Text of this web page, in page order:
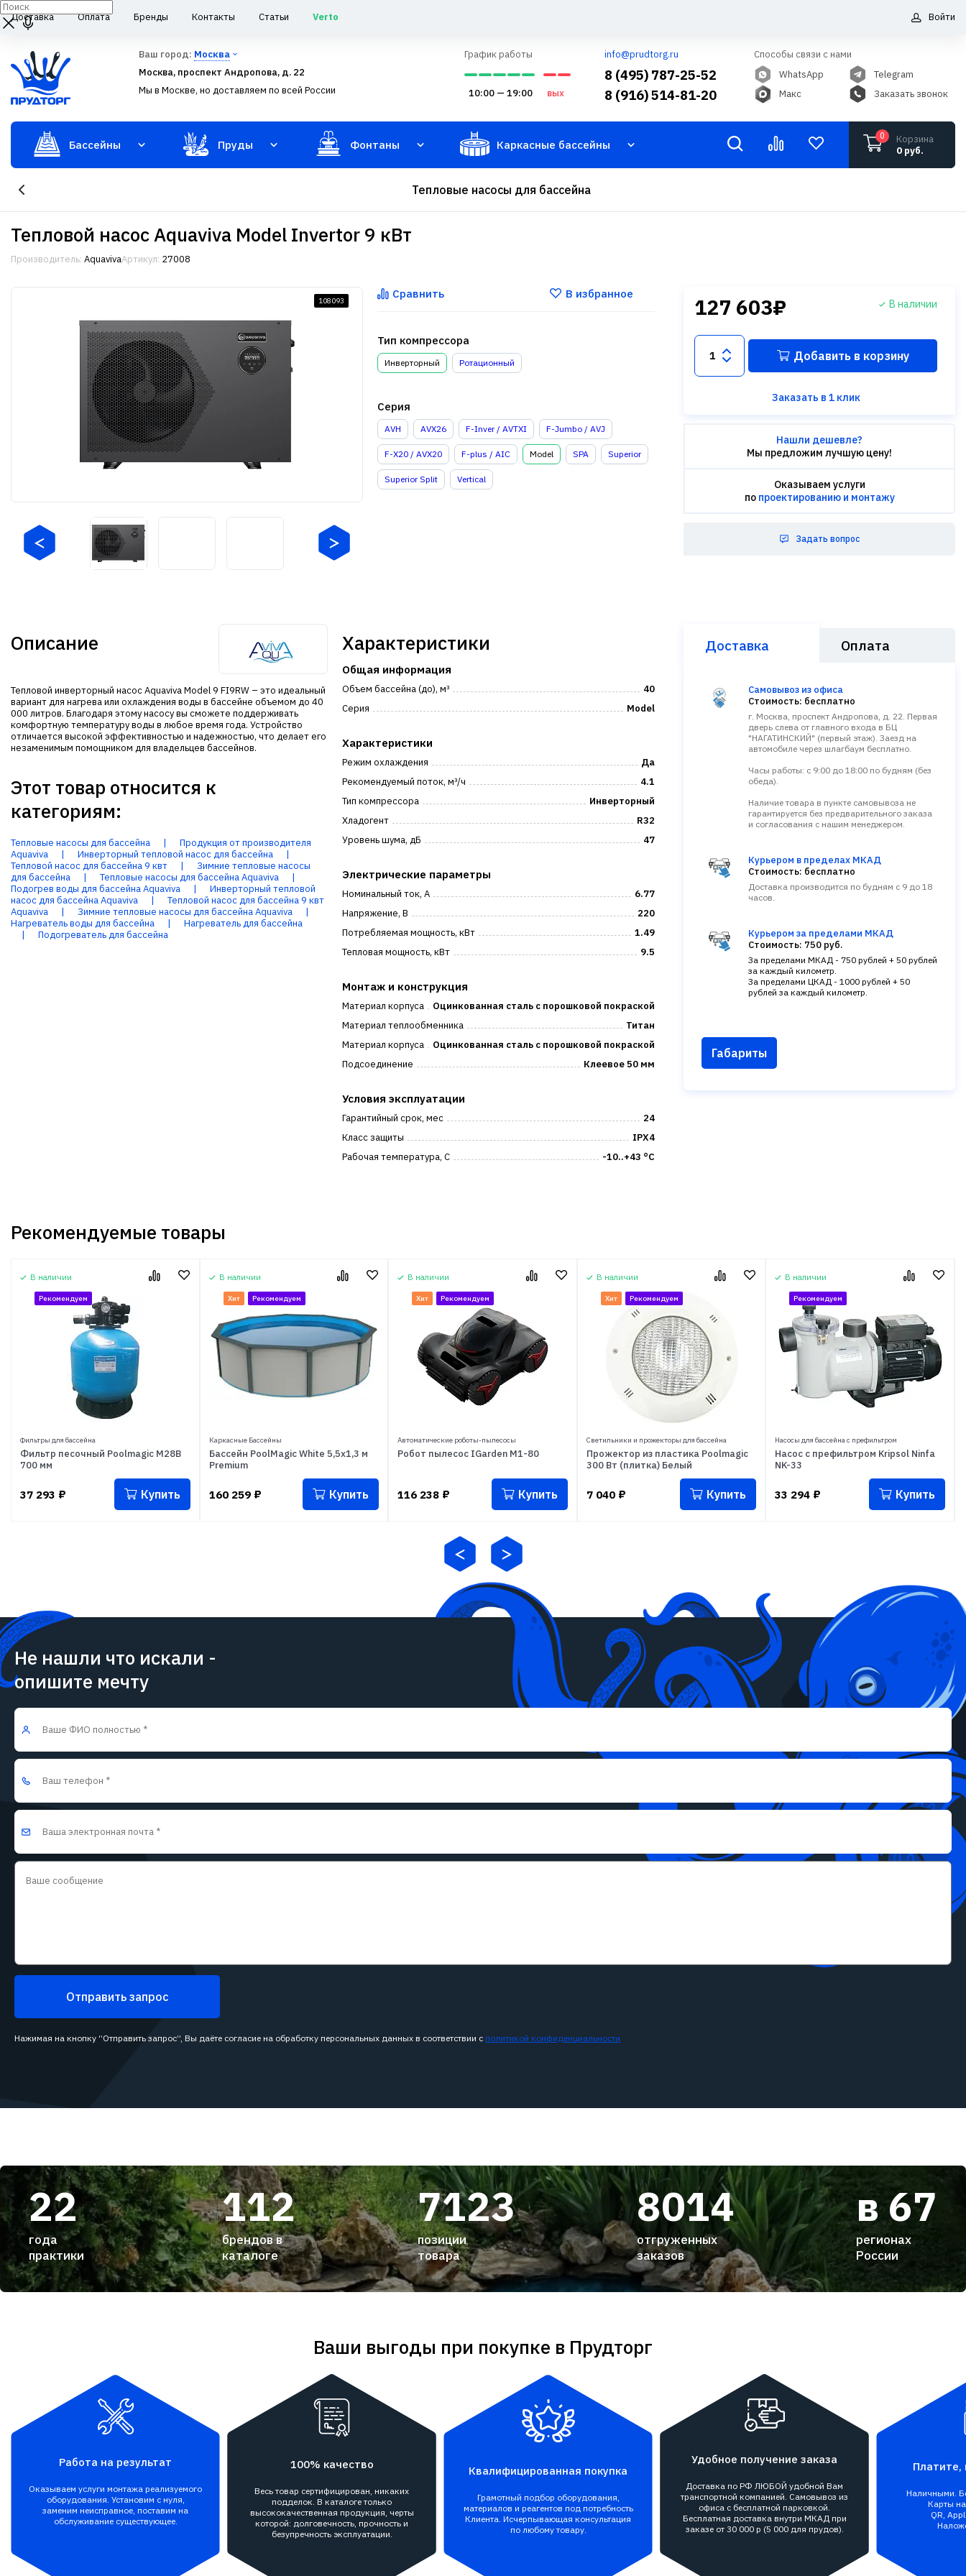
Доставка Оплата Бренды Контакты Статьи Verto Войти
Ваш город: Москва
Москва, проспект Андропова, д. 22
Мы в Москве, но доставляем по всей России
График работы
10:00 — 19:00 вых
info@prudtorg.ru
8 (495) 787-25-52
8 (916) 514-81-20
Способы связи с нами
WhatsApp
Макс
Telegram
Заказать звонок
Бассейны Пруды Фонтаны Каркасные бассейны
0
Корзина
0 руб.
Тепловые насосы для бассейна
Тепловой насос Aquaviva Model Invertor 9 кВт
Производитель: AquavivaАртикул: 27008
108093
Сравнить В избранное
Тип компрессора
Инверторный Ротационный
Серия
AVH AVX26 F-Inver / AVTXI F-Jumbo / AVJ
F-X20 / AVX20 F-plus / AIC Model SPA Superior
Superior Split Vertical
127 603₽ В наличии
Добавить в корзину
Заказать в 1 клик
Нашли дешевле?
Мы предложим лучшую цену!
Оказываем услуги
по проектированию и монтажу
Задать вопрос
Описание
Тепловой инверторный насос Aquaviva Model 9 FI9RW – это идеальный
вариант для нагрева или охлаждения воды в бассейне объемом до 40
000 литров. Благодаря этому насосу вы сможете поддерживать
комфортную температуру воды в любое время года. Устройство
отличается высокой эффективностью и надежностью, что делает его
незаменимым помощником для владельцев бассейнов.
Этот товар относится к
категориям:
Тепловые насосы для бассейна |
Продукция от производителя
Aquaviva
| Инверторный тепловой насос для бассейна
|
Тепловой насос для бассейна 9 квт
|
Зимние тепловые насосы
для бассейна
| Тепловые насосы для бассейна Aquaviva
|
Подогрев воды для бассейна Aquaviva
|
Инверторный тепловой
насос для бассейна Aquaviva
|
Тепловой насос для бассейна 9 квт
Aquaviva
| Зимние тепловые насосы для бассейна Aquaviva
|
Нагреватель воды для бассейна
|
Нагреватель для бассейна
|
Подогреватель для бассейна
Характеристики
Общая информация
Объем бассейна (до), м³
40
Серия
Model
Характеристики
Режим охлаждения
Да
Рекомендуемый поток, м³/ч
4.1
Тип компрессора
Инверторный
Хладогент
R32
Уровень шума, дБ
47
Электрические параметры
Номинальный ток, А
6.77
Напряжение, В
220
Потребляемая мощность, кВт
1.49
Тепловая мощность, кВт
9.5
Монтаж и конструкция
Материал корпуса
Оцинкованная сталь с порошковой покраской
Материал теплообменника
Титан
Материал корпуса
Оцинкованная сталь с порошковой покраской
Подсоединение
Клеевое 50 мм
Условия эксплуатации
Гарантийный срок, мес
24
Класс защиты
IPX4
Рабочая температура, С
-10..+43 °C
Доставка Оплата
Самовывоз из офиса
Стоимость: бесплатно
г. Москва, проспект Андропова, д. 22. Первая
дверь слева от главного входа в БЦ
"НАГАТИНСКИЙ" (первый этаж). Заезд на
автомобиле через шлагбаум бесплатно.
Часы работы: с 9:00 до 18:00 по будням (без
обеда).
Наличие товара в пункте самовывоза не
гарантируется без предварительного заказа
и согласования с нашим менеджером.
Курьером в пределах МКАД
Стоимость: бесплатно
Доставка производится по будням с 9 до 18
часов.
Курьером за пределами МКАД
Стоимость: 750 руб.
За пределами МКАД - 750 рублей + 50 рублей
за каждый километр.
За пределами ЦКАД - 1000 рублей + 50
рублей за каждый километр.
Габариты
Рекомендуемые товары
В наличии
Рекомендуем
Фильтры для бассейна
Фильтр песочный Poolmagic M28B
700 мм
37 293 ₽ Купить
В наличии
Хит Рекомендуем
Каркасные Бассейны
Бассейн PoolMagic White 5,5x1,3 м
Premium
160 259 ₽ Купить
В наличии
Хит Рекомендуем
Автоматические роботы-пылесосы
Робот пылесос IGarden M1-80
116 238 ₽ Купить
В наличии
Хит Рекомендуем
Светильники и прожекторы для бассейна
Прожектор из пластика Poolmagic
300 Вт (плитка) Белый
7 040 ₽ Купить
В наличии
Рекомендуем
Насосы для бассейна с префильтром
Насос с префильтром Kripsol Ninfa
NK-33
33 294 ₽ Купить
Не нашли что искали -
опишите мечту
Отправить запрос
Нажимая на кнопку “Отправить запрос”, Вы даёте согласие на обработку персональных данных в соответствии с политикой конфиденциальности
22
года
практики
112
брендов в
каталоге
7123
позиции
товара
8014
отгруженных
заказов
в 67
регионах
России
Ваши выгоды при покупке в Прудторг
Работа на результат
Оказываем услуги монтажа реализуемого
оборудования. Установим с нуля,
заменим неисправное, поставим на
обслуживание существующее.
100% качество
Весь товар сертифицирован, никаких
подделок. В каталоге только
высококачественная продукция, черты
которой: долговечность, прочность и
безупречность эксплуатации.
Квалифицированная покупка
Грамотный подбор оборудования,
материалов и реагентов под потребность
Клиента. Исчерпывающая консультация
по любому товару.
Удобное получение заказа
Доставка по РФ ЛЮБОЙ удобной Вам
транспортной компанией. Самовывоз из
офиса с бесплатной парковкой.
Бесплатная доставка внутри МКАД при
заказе от 30 000 р (5 000 для прудов).
Платите,
Наличными.
Карты
QR,